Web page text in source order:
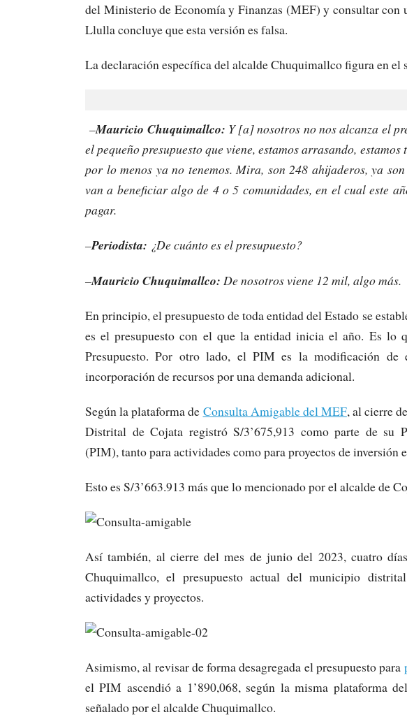
del Ministerio de Economía y Finanzas (MEF) y consultar con
Llulla concluye que esta versión es falsa.
La declaración específica del alcalde Chuquimallco figura en el
–Mauricio Chuquimallco: Y [a] nosotros no nos alcanza el
el pequeño presupuesto que viene, estamos arrasando,
por lo menos ya no tenemos. Mira, son 248 ahijaderos, ya
van a beneficiar algo de 4 o 5 comunidades, en el cual este
pagar.
–Periodista: ¿De cuánto es el presupuesto?
–Mauricio Chuquimallco: De nosotros viene 12 mil, algo más.
En principio, el presupuesto de toda entidad del Estado se
es el presupuesto con el que la entidad inicia el año. Es lo
Presupuesto. Por otro lado, el PIM es la modificación de
incorporación de recursos por una demanda adicional.
Según la plataforma de Consulta Amigable del MEF, al cierre
Distrital de Cojata registró S/3’675,913 como parte de su
(PIM), tanto para actividades como para proyectos de
Esto es S/3’663.913 más que lo mencionado por el alcalde de
Así también, al cierre del mes de junio del 2023, cuatro
Chuquimallco, el presupuesto actual del municipio
actividades y proyectos.
Asimismo, al revisar de forma desagregada el presupuesto para
el PIM ascendió a 1’890,068, según la misma plataforma
señalado por el alcalde Chuquimallco.